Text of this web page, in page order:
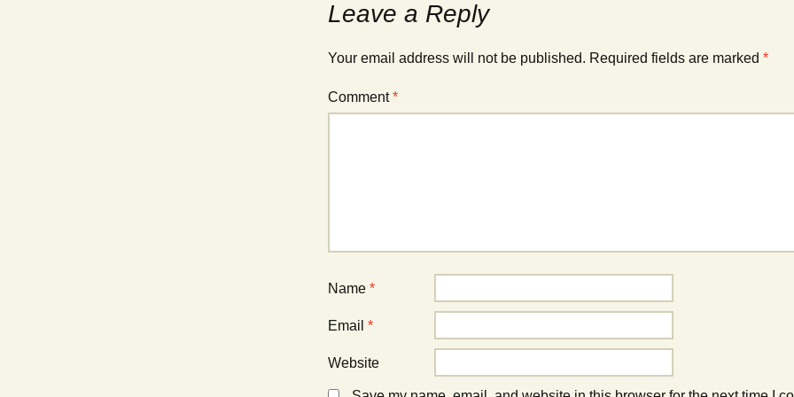
Leave a Reply
Your email address will not be published. Required fields are marked *
Comment*
Name *
Email *
Website